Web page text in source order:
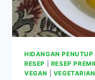
HIDANGAN PENUTUP
RESEP
RESEP
VEGAN
VEGETARIAN